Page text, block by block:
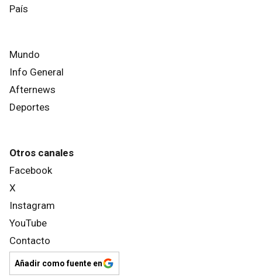
País
Mundo
Info General
Afternews
Deportes
Otros canales
Facebook
X
Instagram
YouTube
Contacto
Añadir como fuente en